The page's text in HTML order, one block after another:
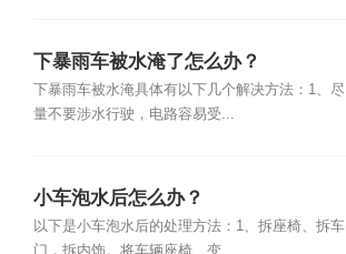
下暴雨车被水淹了怎么办？
下暴雨车被水淹具体有以下几个解决方法：1、尽
量不要涉水行驶，电路容易受...
小车泡水后怎么办？
以下是小车泡水后的处理方法：1、拆座椅、拆车
门，拆内饰。将车辆座椅、变...